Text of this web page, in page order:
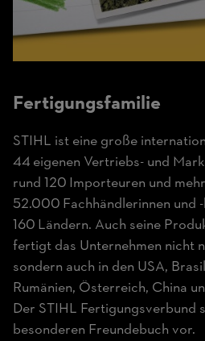
Fertigungs­familie
STIHL ist eine große
44 eigenen Vertriebs- und
rund 120 Importeuren und
52.000 Fachhändlerinnen und
160 Ländern. Auch seine
fertigt das Unternehmen nicht
sondern auch in den USA,
Rumänien, Österreich, China
Der STIHL Fertigungsverbund
besonderen Freundebuch vor.